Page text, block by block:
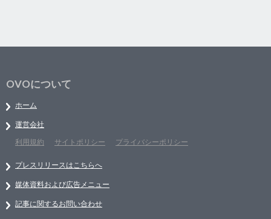
OVOについて
ホーム
運営会社
利用規約
サイトポリシー プライバシーポリシー
プレスリリースはこちらへ
媒体資料および広告メニュー
記事に関するお問い合わせ